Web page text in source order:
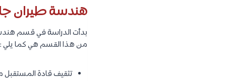
هندسة طيران
من هذا القسم هي كما يلي :
تثقيف قادة المستقبل